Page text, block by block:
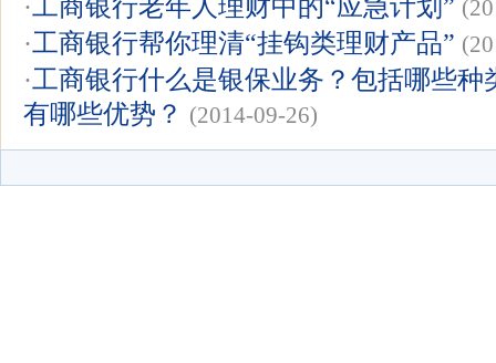
·工商银行老年人理财中的“应急计划”
·工商银行帮你理清“挂钩类理财产品”
·工商银行什么是银保业务？包括哪些种
有哪些优势？ (2014-09-26)